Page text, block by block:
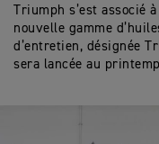
Triumph s’est associé
nouvelle gamme
d’entretien, désignée
sera lancée au